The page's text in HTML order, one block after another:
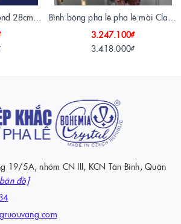
Bình Hoa Pha Lê Diamond 28cm – Tuyệt Tác Ánh Sáng Từ Crystalite Bohemia
Bình bông pha lê pha lê mài Classic Bohemia Tiệp Khắc 40 cm
3.247.100₫
3.418.000₫
19/5A, nhóm CN III, KCN Tân Bình, Quận
đồ]